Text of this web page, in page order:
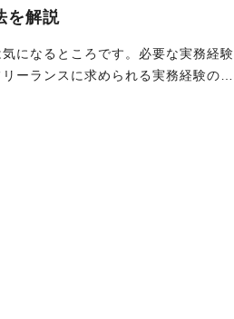
を解説
になるところです。必要な実務経験
ーランスに求められる実務経験の定
値を最大化するための効果的なアピ